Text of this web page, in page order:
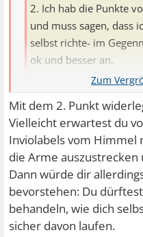
2. Ich hab die Punkte
und muss sagen, dass
selbst richte- im
ok und besser an.
Der nächste Punkt: ich
Konflikten nicht
Problem.
Mit dem 2. Punkt
Vielleicht erwartest du
Inviolabels vom Himmel
die Arme auszustrecken
Dann würde dir
bevorstehen: Du
behandeln, wie dich
sicher davon laufen.